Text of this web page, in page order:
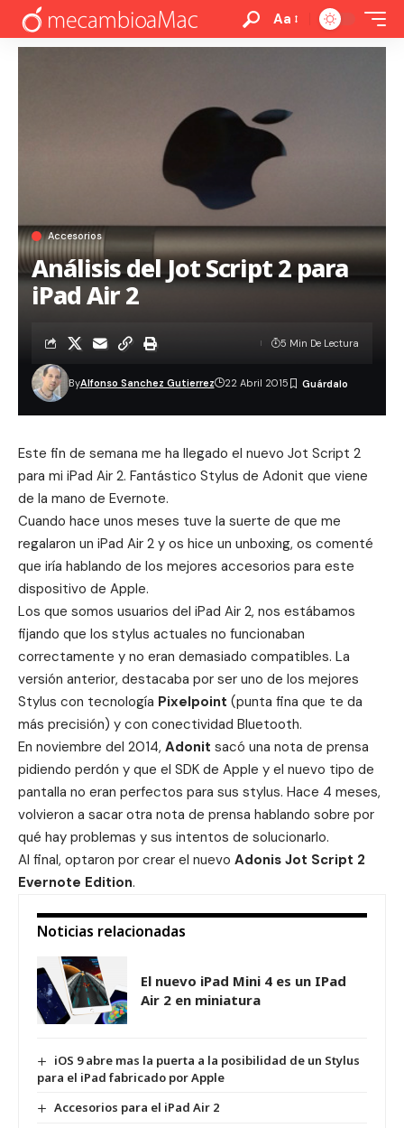
Aa
Accesorios
Análisis del Jot Script 2 para
iPad Air 2
ByAlfonso Sanchez Gutierrez 22 Abril 2015
5 Min De Lectura
Este fin de semana me ha llegado el nuevo Jot Script 2
para mi iPad Air 2. Fantástico Stylus de Adonit que viene
de la mano de Evernote.
Cuando hace unos meses tuve la suerte de que me
regalaron un iPad Air 2 y os hice un unboxing, os comenté
que iría hablando de los mejores accesorios para este
dispositivo de Apple.
Los que somos usuarios del iPad Air 2, nos estábamos
fijando que los stylus actuales no funcionaban
correctamente y no eran demasiado compatibles. La
versión anterior, destacaba por ser uno de los mejores
Stylus con tecnología Pixelpoint (punta fina que te da
más precisión) y con conectividad Bluetooth.
En noviembre del 2014, Adonit sacó una nota de prensa
pidiendo perdón y que el SDK de Apple y el nuevo tipo de
pantalla no eran perfectos para sus stylus. Hace 4 meses,
volvieron a sacar otra nota de prensa hablando sobre por
qué hay problemas y sus intentos de solucionarlo.
Al final, optaron por crear el nuevo Adonis Jot Script 2
Evernote Edition.
Noticias relacionadas
El nuevo iPad Mini 4 es un IPad
Air 2 en miniatura
iOS 9 abre mas la puerta a la posibilidad de un Stylus
para el iPad fabricado por Apple
Accesorios para el iPad Air 2